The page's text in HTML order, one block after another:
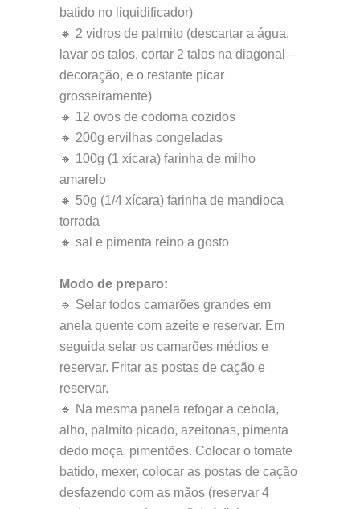
batido no liquidificador)
🔸 2 vidros de palmito (descartar a água,
lavar os talos, cortar 2 talos na diagonal –
decoração, e o restante picar
grosseiramente)
🔸 12 ovos de codorna cozidos
🔸 200g ervilhas congeladas
🔸 100g (1 xícara) farinha de milho
amarelo
🔸 50g (1/4 xícara) farinha de mandioca
torrada
🔸 sal e pimenta reino a gosto
Modo de preparo:
🔹 Selar todos camarões grandes em
anela quente com azeite e reservar. Em
seguida selar os camarões médios e
reservar. Fritar as postas de cação e
reservar.
🔹 Na mesma panela refogar a cebola,
alho, palmito picado, azeitonas, pimenta
dedo moça, pimentões. Colocar o tomate
batido, mexer, colocar as postas de cação
desfazendo com as mãos (reservar 4